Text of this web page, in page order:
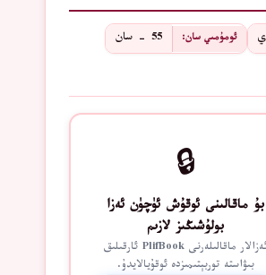
ئومۇمىي سان:
55 - سان
🔒
بۇ ماقالىنى ئوقۇش ئۈچۈن ئەزا
بولۇشىڭىز لازىم
ئەزالار ماقالىلەرنى PlifBook ئارقىلىق
بىۋاستە توربېتىمىزدە ئوقۇيالايدۇ.